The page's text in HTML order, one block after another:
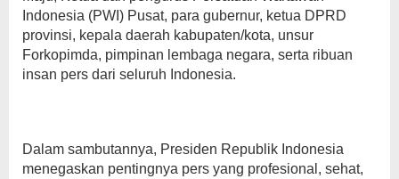
Indonesia (PWI) Pusat, para gubernur, ketua DPRD
provinsi, kepala daerah kabupaten/kota, unsur
Forkopimda, pimpinan lembaga negara, serta ribuan
insan pers dari seluruh Indonesia.
Dalam sambutannya, Presiden Republik Indonesia
menegaskan pentingnya pers yang profesional, sehat,